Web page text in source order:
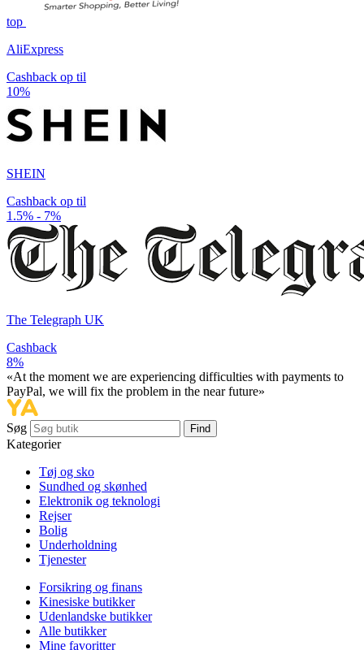
top
AliExpress
Cashback op til
10%
SHEIN
Cashback op til
1.5% - 7%
The Telegraph UK
Cashback
8%
«At the moment we are experiencing difficulties with payments to
PayPal, we will fix the problem in the near future»
Søg Find
Kategorier
Tøj og sko
Sundhed og skønhed
Elektronik og teknologi
Rejser
Bolig
Underholdning
Tjenester
Forsikring og finans
Kinesiske butikker
Udenlandske butikker
Alle butikker
Mine favoritter